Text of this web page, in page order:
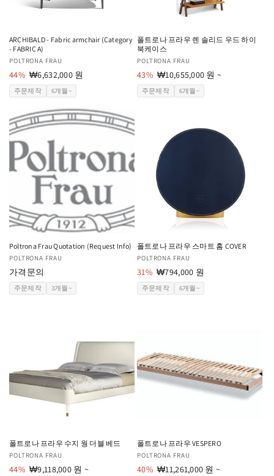
ARCHIBALD - Fabric armchair (Category
- FABRIC A)
공
급
업
체:
POLTRONA FRAU
44% 할
인
가
₩6,632,000 원
주문제작 6개월~
폴트로나 프라우 렌 솔리드 우드 하이
북케이스
공
급
업
체:
POLTRONA FRAU
43% 할
인
가
₩10,655,000 원 ~
주문제작 6개월~
Poltrona Frau Quotation (Request Info)
공
급
업
체:
POLTRONA FRAU
가격문의
주문제작 3개월~
폴트로나 프라우 스마트 홈 COVER
공
급
업
체:
POLTRONA FRAU
31% 할
인
가
₩794,000 원
주문제작 6개월~
폴트로나 프라우 수지 웡 더블 베드
공
급
POLTRONA FRAU
44% 할
₩9,118,000 원 ~
폴트로나 프라우 VESPERO
공
급
POLTRONA FRAU
40% 할
₩11,261,000 원 ~